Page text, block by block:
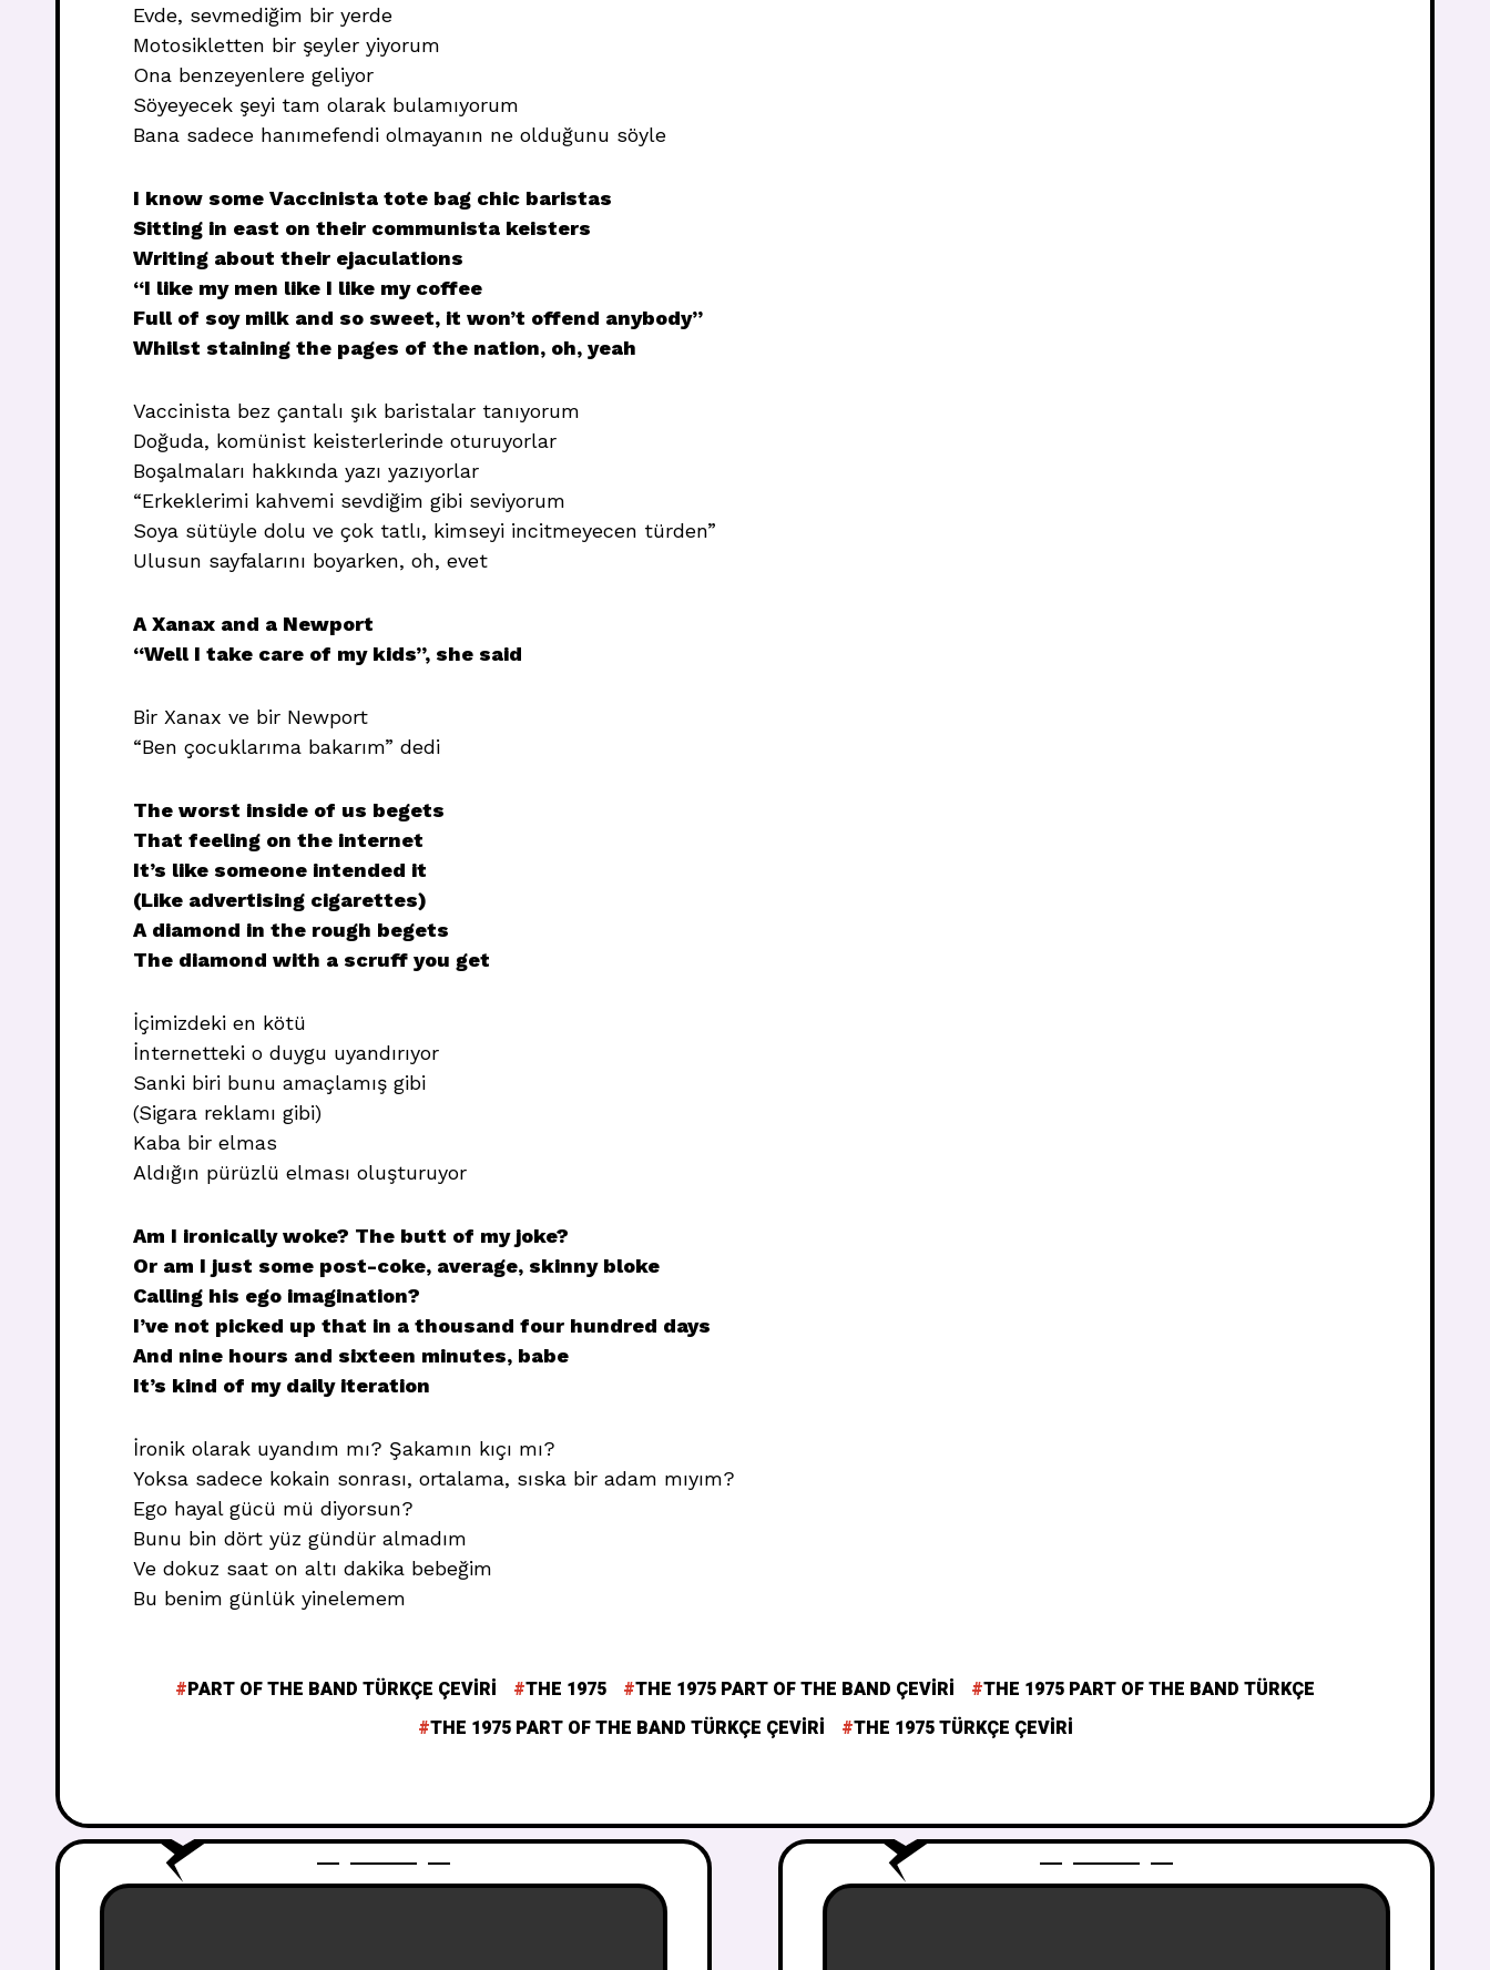
Evde, sevmediğim bir yerde
Motosikletten bir şeyler yiyorum
Ona benzeyenlere geliyor
Söyeyecek şeyi tam olarak bulamıyorum
Bana sadece hanımefendi olmayanın ne olduğunu söyle
I know some Vaccinista tote bag chic baristas
Sitting in east on their communista keisters
Writing about their ejaculations
“I like my men like I like my coffee
Full of soy milk and so sweet, it won’t offend anybody”
Whilst staining the pages of the nation, oh, yeah
Vaccinista bez çantalı şık baristalar tanıyorum
Doğuda, komünist keisterlerinde oturuyorlar
Boşalmaları hakkında yazı yazıyorlar
“Erkeklerimi kahvemi sevdiğim gibi seviyorum
Soya sütüyle dolu ve çok tatlı, kimseyi incitmeyecen türden”
Ulusun sayfalarını boyarken, oh, evet
A Xanax and a Newport
“Well I take care of my kids”, she said
Bir Xanax ve bir Newport
“Ben çocuklarıma bakarım” dedi
The worst inside of us begets
That feeling on the internet
It’s like someone intended it
(Like advertising cigarettes)
A diamond in the rough begets
The diamond with a scruff you get
İçimizdeki en kötü
İnternetteki o duygu uyandırıyor
Sanki biri bunu amaçlamış gibi
(Sigara reklamı gibi)
Kaba bir elmas
Aldığın pürüzlü elması oluşturuyor
Am I ironically woke? The butt of my joke?
Or am I just some post-coke, average, skinny bloke
Calling his ego imagination?
I’ve not picked up that in a thousand four hundred days
And nine hours and sixteen minutes, babe
It’s kind of my daily iteration
İronik olarak uyandım mı? Şakamın kıçı mı?
Yoksa sadece kokain sonrası, ortalama, sıska bir adam mıyım?
Ego hayal gücü mü diyorsun?
Bunu bin dört yüz gündür almadım
Ve dokuz saat on altı dakika bebeğim
Bu benim günlük yinelemem
PART OF THE BAND TÜRKÇE ÇEVIRI THE 1975 THE 1975 PART OF THE BAND ÇEVIRI
THE 1975 PART OF THE BAND TÜRKÇE
THE 1975 PART OF THE BAND TÜRKÇE ÇEVIRI
THE 1975 TÜRKÇE ÇEVIRI